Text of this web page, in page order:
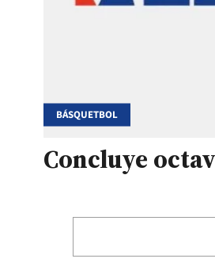
BÁSQUETBOL
Concluye